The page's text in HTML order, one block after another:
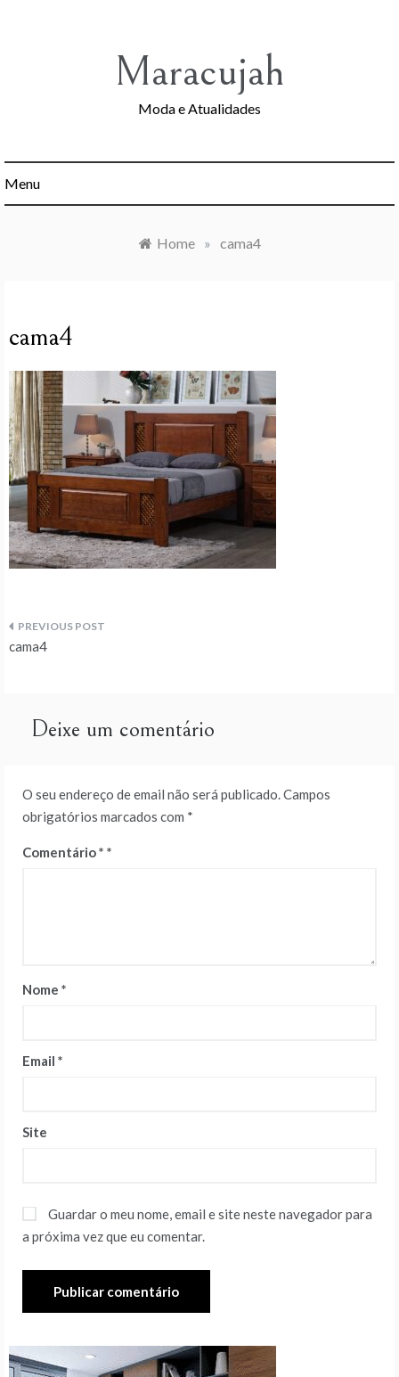
Maracujah
Moda e Atualidades
Menu
Home » cama4
cama4
Navegação
artigos
cama4
Deixe um comentário
O seu endereço de email não será publicado.Campos
obrigatórios marcados com *
Comentário*
Nome *
Email *
Site
Guardar o meu nome, email e site neste navegador para
a próxima vez que eu comentar.